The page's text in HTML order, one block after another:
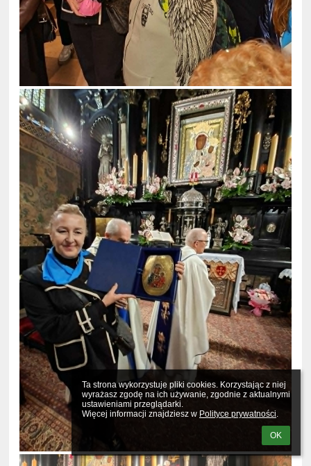
Ta strona wykorzystuje pliki cookies. Korzystając z niej
wyrażasz zgodę na ich używanie, zgodnie z aktualnymi
ustawieniami przeglądarki.
Więcej informacji znajdziesz w Polityce prywatności.
OK